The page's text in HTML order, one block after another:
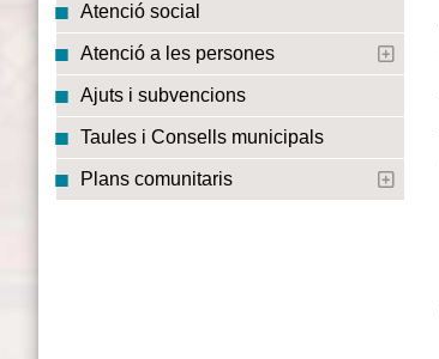
Atenció social
Atenció a les persones
Ajuts i subvencions
Taules i Consells municipals
Plans comunitaris